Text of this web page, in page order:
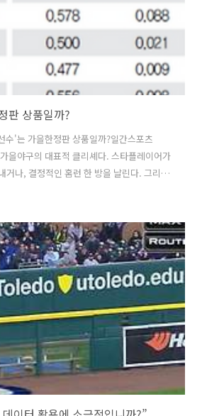
판 상품일까?
수'는 가을한정판 상품일까?일간스포츠
을야구의 대표적 클리셰다. 스타플레이어가
거나, 결정적인 홈런 한 방을 날린다. 그리고
수'가 나와야 이긴다"는 말이 따라붙는다.
시리즈(KS)는 확실히 '미친 선수'의 무대였
동안 17타석(14타수)에서 타율 0.571
을 기록하며 두산의 우승을 이끌었다. 시리
규시즌 정수빈의 OPS는 0.752였다. 플레이
리즈 최고 타자는..